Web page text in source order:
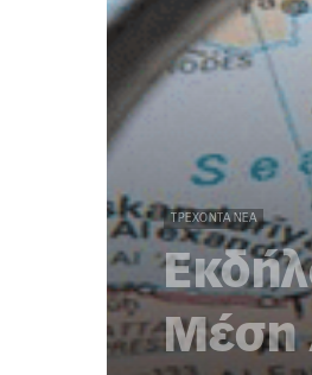
ΤΡΈΧΟΝΤΑ ΝΈΑ
Μέση